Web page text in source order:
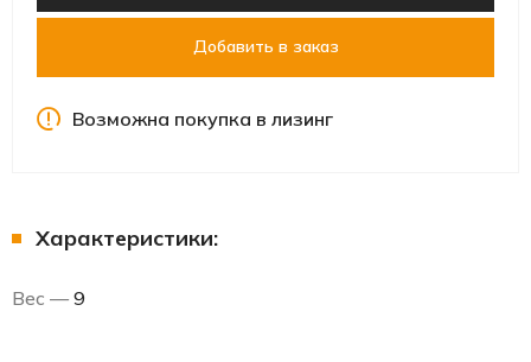
Добавить в заказ
Возможна покупка в лизинг
Характеристики:
Вес — 9